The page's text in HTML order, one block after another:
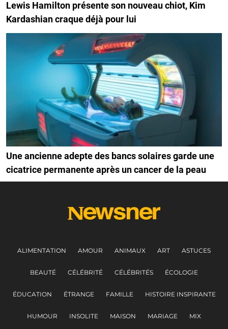
Lewis Hamilton présente son nouveau chiot, Kim
Kardashian craque déjà pour lui
Une ancienne adepte des bancs solaires garde une
cicatrice permanente après un cancer de la peau
ALIMENTATION AMOUR ANIMAUX ART ASTUCES
BEAUTÉ CÉLÉBRITÉ CÉLÉBRITÉS ÉCOLOGIE
ÉDUCATION ÉTRANGE FAMILLE HISTOIRE INSPIRANTE
HUMOUR INSOLITE MAISON MARIAGE MIX